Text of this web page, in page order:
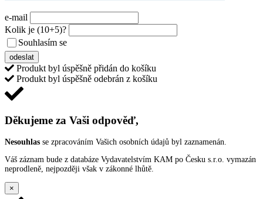
e-mail
Kolik je (10+5)?
Souhlasím se
odeslat
Produkt byl úspěšně přidán do košíku
Produkt byl úspěšně odebrán z košíku
Děkujeme za Vaši odpověď,
Nesouhlas se zpracováním Vašich osobních údajů byl zaznamenán.
Váš záznam bude z databáze Vydavatelstvím KAM po Česku s.r.o. vymazán
neprodleně, nejpozději však v zákonné lhůtě.
×